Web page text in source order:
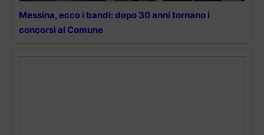
Messina, ecco i bandi: dopo 30 anni tornano i
concorsi al Comune